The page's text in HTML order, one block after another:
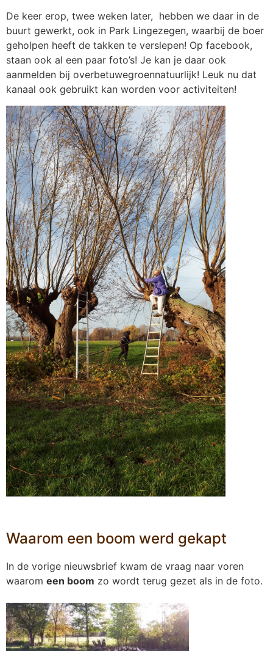
De keer erop, twee weken later, hebben we daar in de
buurt gewerkt, ook in Park Lingezegen, waarbij de boer
geholpen heeft de takken te verslepen! Op facebook,
staan ook al een paar foto’s! Je kan je daar ook
aanmelden bij overbetuwegroennatuurlijk! Leuk nu dat
kanaal ook gebruikt kan worden voor activiteiten!
Waarom een boom werd gekapt
In de vorige nieuwsbrief kwam de vraag naar voren
waarom een boom zo wordt terug gezet als in de foto.